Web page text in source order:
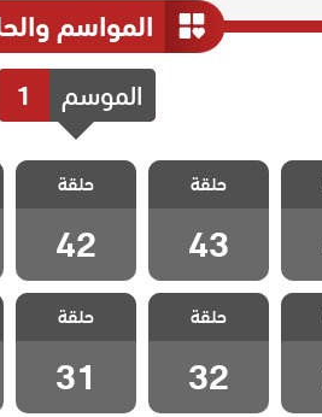
المواسم
الموسم 1
مسلسل حلم
اشرف الحلقة 43
حلقة
43
مسلسل حلم
اشرف الحلقة 42
حلقة
42
مسلسل حلم
اشرف الحلقة 32
حلقة
32
مسلسل حلم
اشرف الحلقة 31
حلقة
31